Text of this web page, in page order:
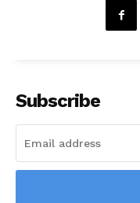
Subscribe